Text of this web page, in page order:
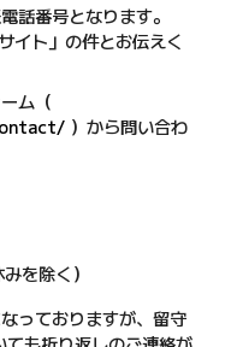
話番号となります。
イト」の件とお伝えく
ム（
）から問い合わ
を除く）
っておりますが、留守